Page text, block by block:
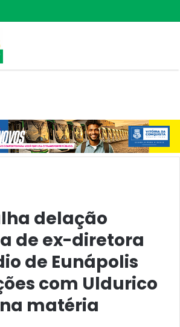
delação
de ex-diretora
de Eunápolis
com Uldurico
matéria